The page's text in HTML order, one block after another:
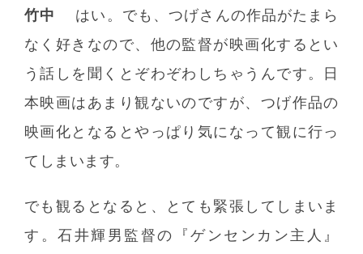
竹中
はい。でも、つげさんの作品がたまら
なく好きなので、他の監督が映画化するとい
う話しを聞くとぞわぞわしちゃうんです。日
本映画はあまり観ないのですが、つげ作品の
映画化となるとやっぱり気になって観に行っ
てしまいます。
でも観るとなると、とても緊張してしまいま
す。石井輝男監督の『ゲンセンカン主人』